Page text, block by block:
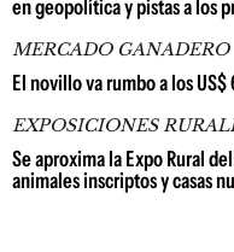
en geopolítica y pistas a los
MERCADO GANADERO
El novillo va rumbo a los
EXPOSICIONES
Se aproxima la Expo Rural
animales inscriptos y casas